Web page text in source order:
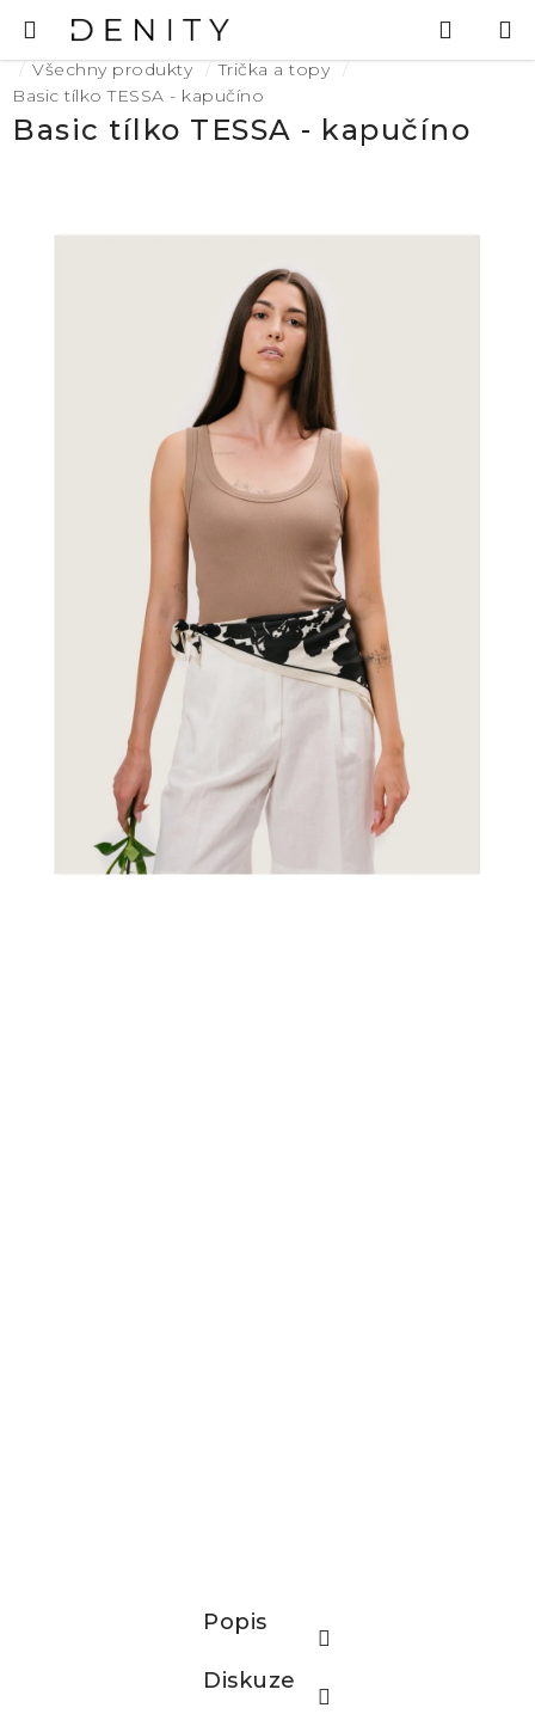
na
obsah
Hledat
Domů
Všechny produkty
Trička a topy
Basic tílko TESSA - kapučíno
Basic tílko TESSA - kapučíno
Popis
Diskuze